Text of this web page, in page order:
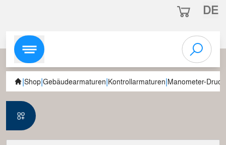
DE
|Shop|Gebäudearmaturen|Kontrollarmaturen|Manometer-